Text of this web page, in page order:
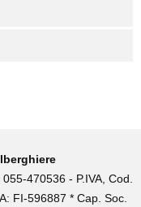
470536 - P.IVA, Cod.
FI-596887 * Cap. Soc.